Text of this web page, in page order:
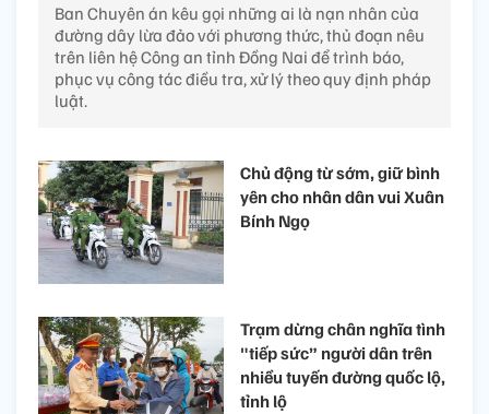
Ban Chuyên án kêu gọi những ai là nạn nhân của
đường dây lừa đảo với phương thức, thủ đoạn nêu
trên liên hệ Công an tỉnh Đồng Nai để trình báo,
phục vụ công tác điều tra, xử lý theo quy định pháp
luật.
Chủ động từ sớm, giữ bình
yên cho nhân dân vui Xuân
Bính Ngọ
Trạm dừng chân nghĩa tình
"tiếp sức” người dân trên
nhiều tuyến đường quốc lộ,
tỉnh lộ